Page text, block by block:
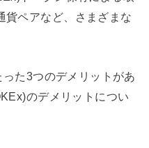
貨ペアなど、さまざまな
た3つのデメリットがあ
のデメリットについ